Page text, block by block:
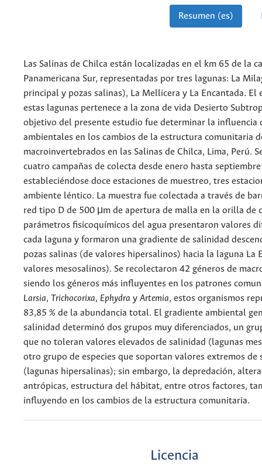
Resumen (es)
Las Salinas de Chilca están localizadas en el km 65 de la
Panamericana Sur, representadas por tres lagunas: La
principal y pozas salinas), La Mellicera y La Encantada. El
estas lagunas pertenece a la zona de vida Desierto
objetivo del presente estudio fue determinar la influencia
ambientales en los cambios de la estructura comunitaria
macroinvertebrados en las Salinas de Chilca, Lima, Perú.
cuatro campañas de colecta desde enero hasta
estableciéndose doce estaciones de muestreo, tres
ambiente léntico. La muestra fue colectada a través de
red tipo D de 500 μm de apertura de malla en la orilla de
parámetros fisicoquímicos del agua presentaron valores
cada laguna y formaron una gradiente de salinidad
pozas salinas (de valores hipersalinos) hacia la laguna La
valores mesosalinos). Se recolectaron 42 géneros de
siendo los géneros más influyentes en los patrones
Larsia, Trichocorixa, Ephydra y Artemia, estos organismos
83,85 % de la abundancia total. El gradiente ambiental
salinidad determinó dos grupos muy diferenciados, un
que no toleran valores elevados de salinidad (lagunas
otro grupo de especies que soportan valores extremos de
(lagunas hipersalinas); sin embargo, la depredación,
antrópicas, estructura del hábitat, entre otros factores,
influyendo en los cambios de la estructura comunitaria.
Licencia